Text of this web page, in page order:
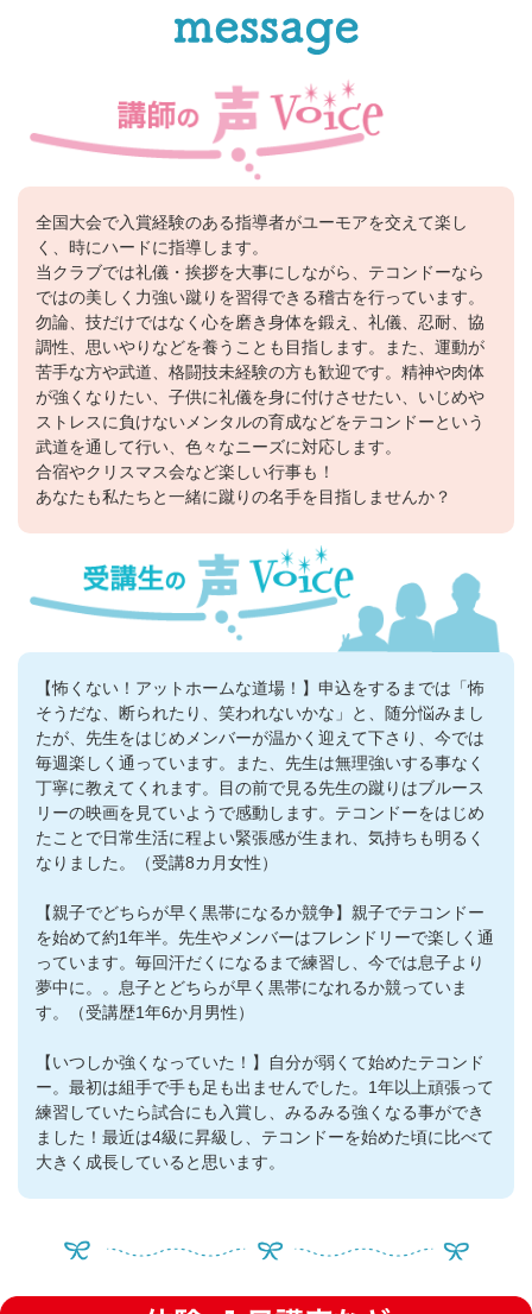
全国大会で入賞経験のある指導者がユーモアを交えて楽し
く、時にハードに指導します。
当クラブでは礼儀・挨拶を大事にしながら、テコンドーなら
ではの美しく力強い蹴りを習得できる稽古を行っています。
勿論、技だけではなく心を磨き身体を鍛え、礼儀、忍耐、協
調性、思いやりなどを養うことも目指します。また、運動が
苦手な方や武道、格闘技未経験の方も歓迎です。精神や肉体
が強くなりたい、子供に礼儀を身に付けさせたい、いじめや
ストレスに負けないメンタルの育成などをテコンドーという
武道を通して行い、色々なニーズに対応します。
合宿やクリスマス会など楽しい行事も！
あなたも私たちと一緒に蹴りの名手を目指しませんか？
【怖くない！アットホームな道場！】申込をするまでは「怖
そうだな、断られたり、笑われないかな」と、随分悩みまし
たが、先生をはじめメンバーが温かく迎えて下さり、今では
毎週楽しく通っています。また、先生は無理強いする事なく
丁寧に教えてくれます。目の前で見る先生の蹴りはブルース
リーの映画を見ていようで感動します。テコンドーをはじめ
たことで日常生活に程よい緊張感が生まれ、気持ちも明るく
なりました。（受講8カ月女性）
【親子でどちらが早く黒帯になるか競争】親子でテコンドー
を始めて約1年半。先生やメンバーはフレンドリーで楽しく通
っています。毎回汗だくになるまで練習し、今では息子より
夢中に。。息子とどちらが早く黒帯になれるか競っていま
す。（受講歴1年6か月男性）
【いつしか強くなっていた！】自分が弱くて始めたテコンド
ー。最初は組手で手も足も出ませんでした。1年以上頑張って
練習していたら試合にも入賞し、みるみる強くなる事ができ
ました！最近は4級に昇級し、テコンドーを始めた頃に比べて
大きく成長していると思います。